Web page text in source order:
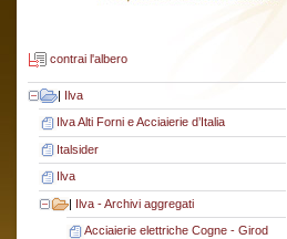
contrai l'albero
| Ilva
Ilva Alti Forni e Acciaierie d’Italia
Italsider
Ilva
| Ilva - Archivi aggregati
Acciaierie elettriche Cogne - Girod